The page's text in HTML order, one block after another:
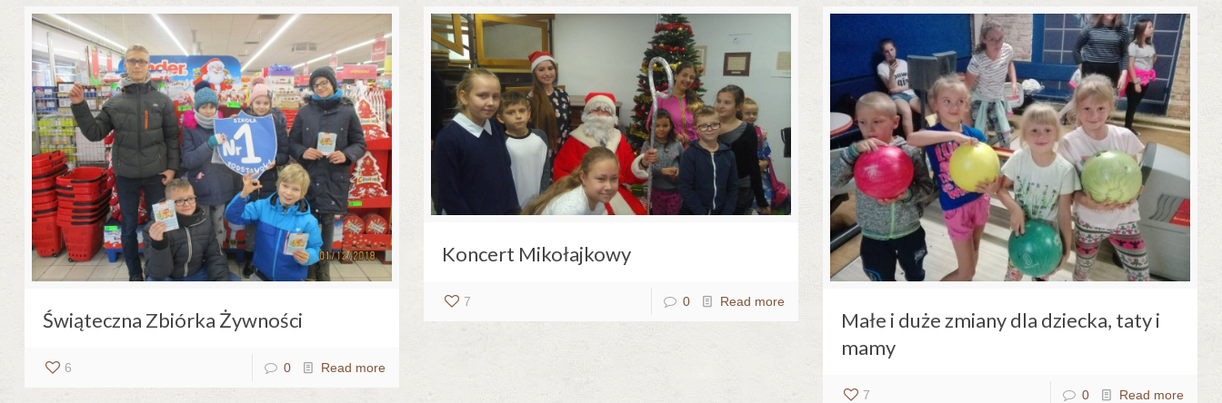
Świąteczna Zbiórka Żywności
6 0 Read more
Koncert Mikołajkowy
7 0 Read more
Małe i duże zmiany dla dziecka, taty i
mamy
7 0 Read more